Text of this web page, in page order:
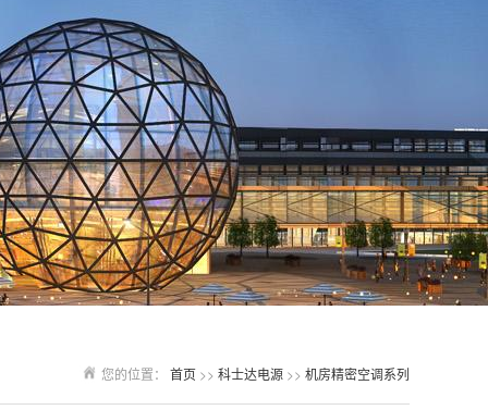
您的位置： 首页 >> 科士达电源 >> 机房精密空调系列